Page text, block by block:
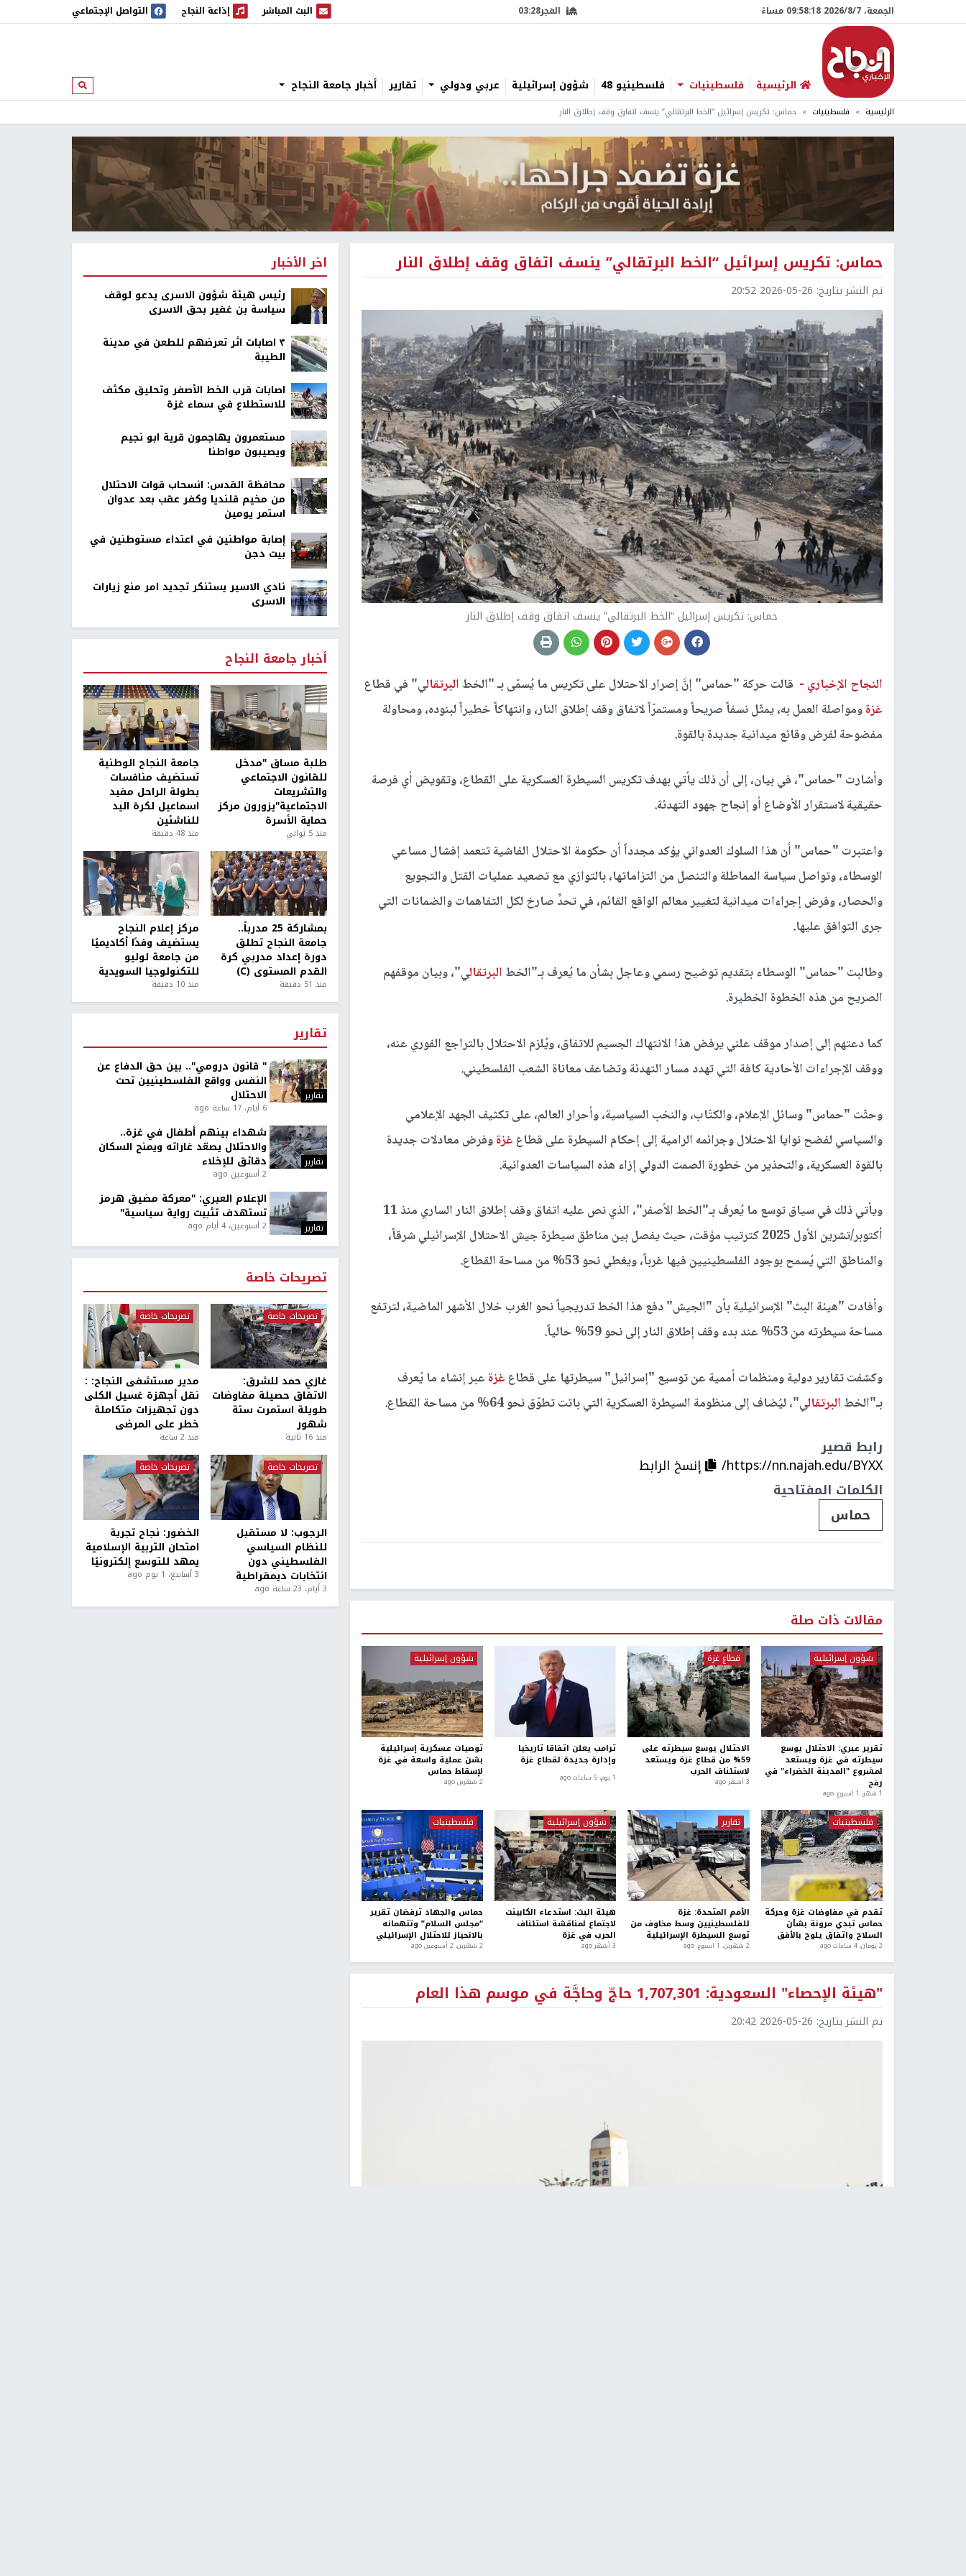
الجمعة، 7/‏8/‏2026 09:58:19 مساءً الفجر03:28 البث المباشر
البث المباشر إذاعة النجاح
إذاعة النجاح التواصل الإجتماعي
الرئيسية فلسطينيات فلسطينيو 48 شؤون إسرائيلية عربي ودولي تقارير أخبار جامعة النجاح ابحث
الرئيسية فلسطينيات حماس: تكريس إسرائيل “الخط البرتقالي” ينسف اتفاق وقف إطلاق النار
حماس: تكريس إسرائيل “الخط البرتقالي” ينسف اتفاق وقف إطلاق النار
تم النشر بتاريخ: 2026-05-26 20:52
حماس: تكريس إسرائيل “الخط البرتقالي” ينسف اتفاق وقف إطلاق النار
النجاح الإخباري - قالت حركة "حماس" إنَّ إصرار الاحتلال على تكريس ما يُسمّى بـ "الخطالبرتقالي" في قطاع
غزةومواصلة العمل به، يمثّل نسفاً صريحاً ومستمرّاً لاتفاق وقف إطلاق النار، وانتهاكاً خطيراً لبنوده، ومحاولة
مفضوحة لفرض وقائع ميدانية جديدة بالقوة.
وأشارت "حماس"، في بيان، إلى أن ذلك يأتي بهدف تكريس السيطرة العسكرية على القطاع، وتقويض أي فرصة
حقيقية لاستقرار الأوضاع أو إنجاح جهود التهدئة.
واعتبرت "حماس" أن هذا السلوك العدواني يؤكد مجدداً أن حكومة الاحتلال الفاشية تتعمد إفشال مساعي
الوسطاء، وتواصل سياسة المماطلة والتنصل من التزاماتها، بالتوازي مع تصعيد عمليات القتل والتجويع
والحصار، وفرض إجراءات ميدانية لتغيير معالم الواقع القائم، في تحدٍّ صارخ لكل التفاهمات والضمانات التي
جرى التوافق عليها.
وطالبت "حماس" الوسطاء بتقديم توضيح رسمي وعاجل بشأن ما يُعرف بـ"الخطالبرتقالي"، وبيان موقفهم
الصريح من هذه الخطوة الخطيرة.
كما دعتهم إلى إصدار موقف علني يرفض هذا الانتهاك الجسيم للاتفاق، ويُلزم الاحتلال بالتراجع الفوري عنه،
ووقف الإجراءات الأحادية كافة التي تهدد مسار التهدئة وتضاعف معاناة الشعب الفلسطيني.
وحثّت "حماس" وسائل الإعلام، والكتّاب، والنخب السياسية، وأحرار العالم، على تكثيف الجهد الإعلامي
والسياسي لفضح نوايا الاحتلال وجرائمه الرامية إلى إحكام السيطرة على قطاع غزةوفرض معادلات جديدة
بالقوة العسكرية، والتحذير من خطورة الصمت الدولي إزاء هذه السياسات العدوانية.
ويأتي ذلك في سياق توسع ما يُعرف بـ"الخط الأصفر"، الذي نص عليه اتفاق وقف إطلاق النار الساري منذ 11
أكتوبر/تشرين الأول 2025 كترتيب مؤقت، حيث يفصل بين مناطق سيطرة جيش الاحتلال الإسرائيلي شرقاً،
والمناطق التي يُسمح بوجود الفلسطينيين فيها غرباً، ويغطي نحو 53% من مساحة القطاع.
وأفادت "هيئة البث" الإسرائيلية بأن "الجيش" دفع هذا الخط تدريجياً نحو الغرب خلال الأشهر الماضية، لترتفع
مساحة سيطرته من 53% عند بدء وقف إطلاق النار إلى نحو 59% حالياً.
وكشفت تقارير دولية ومنظمات أممية عن توسيع "إسرائيل" سيطرتها على قطاع غزة عبر إنشاء ما يُعرف
بـ"الخطالبرتقالي"، ليُضاف إلى منظومة السيطرة العسكرية التي باتت تطوّق نحو 64% من مساحة القطاع.
رابط قصير
https://nn.najah.edu/BYXX/
إنسخ الرابط
الكلمات المفتاحية
حماس
مقالات ذات صلة
شؤون إسرائيلية
تقرير عبري: الاحتلال يوسع
سيطرته في غزة ويستعد
لمشروع "المدينة الخضراء" في
رفح
1 شهر، 1 اسبوع. ago
قطاع غزة
الاحتلال يوسع سيطرته على
59% من قطاع غزة ويستعد
لاستئناف الحرب
3 أشهر ago
ترامب يعلن اتفاقا تاريخيا
وإدارة جديدة لقطاع غزة
1 يوم، 5 ساعات ago
شؤون إسرائيلية
توصيات عسكرية إسرائيلية
بشن عملية واسعة في غزة
لإسقاط حماس
2 شهرين ago
فلسطينيات
تقدم في مفاوضات غزة وحركة
حماس تبدي مرونة بشأن
السلاح واتفاق يلوح بالأفق
2 يومان، 4 ساعات ago
تقارير
الأمم المتحدة: غزة
للفلسطينيين وسط مخاوف من
توسع السيطرة الإسرائيلية
2 شهرين، 1 اسبوع. ago
شؤون إسرائيلية
هيئة البث: استدعاء الكابينت
لاجتماع لمناقشة استئناف
الحرب في غزة
3 أشهر ago
فلسطينيات
حماس والجهاد ترفضان تقرير
“مجلس السلام” وتتهمانه
بالانحياز للاحتلال الإسرائيلي
2 شهرين، 2 أسبوعين ago
"هيئة الإحصاء" السعودية: 1,707,301 حاجّ وحاجَّة في موسم هذا العام
تم النشر بتاريخ: 2026-05-26 20:42
اخر الأخبار
رئيس هيئة شؤون الاسرى يدعو لوقف
سياسة بن غفير بحق الاسرى
٣ اصابات اثر تعرضهم للطعن في مدينة
الطيبة
اصابات قرب الخط الأصفر وتحليق مكثف
للاستطلاع في سماء غزة
مستعمرون يهاجمون قرية ابو نجيم
ويصيبون مواطنا
محافظة القدس: انسحاب قوات الاحتلال
من مخيم قلنديا وكفر عقب بعد عدوان
استمر يومين
إصابة مواطنين في اعتداء مستوطنين في
بيت دجن
نادي الاسير يستنكر تجديد امر منع زيارات
الاسرى
أخبار جامعة النجاح
طلبة مساق "مدخل
للقانون الاجتماعي
والتشريعات
الاجتماعية"يزورون مركز
حماية الأسرة
منذ 5 ثواني
جامعة النجاح الوطنية
تستضيف منافسات
بطولة الراحل مفيد
اسماعيل لكرة اليد
للناشئين
منذ 48 دقيقة
بمشاركة 25 مدرباً..
جامعة النجاح تطلق
دورة إعداد مدربي كرة
القدم المستوى (C)
منذ 51 دقيقة
مركز إعلام النجاح
يستضيف وفدًا أكاديميًا
من جامعة لوليو
للتكنولوجيا السويدية
منذ 10 دقيقة
تقارير
تقارير
" قانون درومي".. بين حق الدفاع عن
النفس وواقع الفلسطينيين تحت
الاحتلال
6 أيام، 17 ساعة ago
تقارير
شهداء بينهم أطفال في غزة..
والاحتلال يصعّد غاراته ويمنح السكان
دقائق للإخلاء
2 أسبوعين ago
تقارير
الإعلام العبري: "معركة مضيق هرمز
تستهدف تثبيت رواية سياسية"
2 أسبوعين، 4 أيام ago
تصريحات خاصة
تصريحات خاصة
غازي حمد للشرق:
الاتفاق حصيلة مفاوضات
طويلة استمرت ستة
شهور
منذ 16 ثانية
تصريحات خاصة
مدير مستشفى النجاح: :
نقل أجهزة غسيل الكلى
دون تجهيزات متكاملة
خطر على المرضى
منذ 2 ساعة
تصريحات خاصة
الرجوب: لا مستقبل
للنظام السياسي
الفلسطيني دون
انتخابات ديمقراطية
3 أيام، 23 ساعة ago
تصريحات خاصة
الخضور: نجاح تجربة
امتحان التربية الإسلامية
يمهد للتوسع إلكترونيًا
3 أسابيع، 1 يوم ago